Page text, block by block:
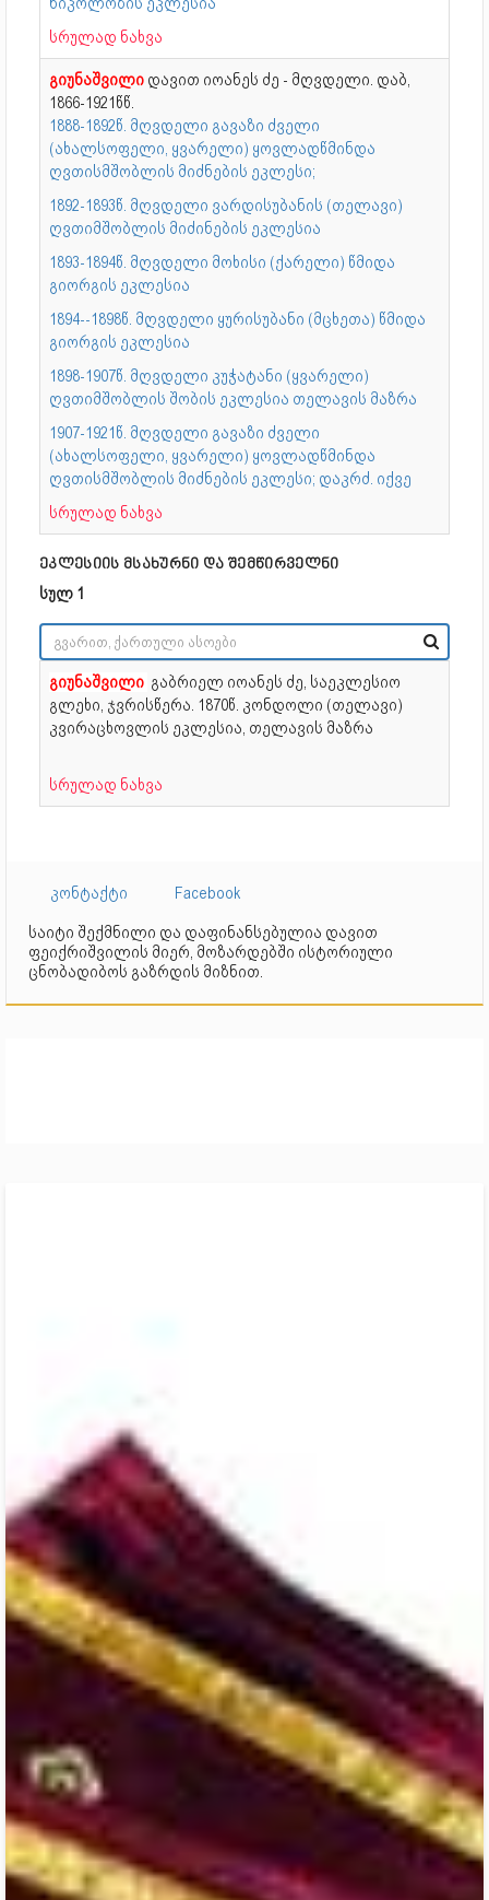
სრულად ნახვა
გიუნაშვილი დავით იოანეს ძე - მღვდელი. დაბ,
1866-1921წწ.
1888-1892წ. მღვდელი გავაზი ძველი
(ახალსოფელი, ყვარელი) ყოვლადწმინდა
ღვთისმშობლის მიძნების ეკლესი;
1892-1893წ. მღვდელი ვარდისუბანის (თელავი)
ღვთიმშობლის მიძინების ეკლესია
1893-1894წ. მღვდელი მოხისი (ქარელი) წმიდა
გიორგის ეკლესია
1894--1898წ. მღვდელი ყურისუბანი (მცხეთა) წმიდა
გიორგის ეკლესია
1898-1907წ. მღვდელი კუჭატანი (ყვარელი)
ღვთიმშობლის შობის ეკლესია თელავის მაზრა
1907-1921წ. მღვდელი გავაზი ძველი
(ახალსოფელი, ყვარელი) ყოვლადწმინდა
ღვთისმშობლის მიძნების ეკლესი; დაკრძ. იქვე
სრულად ნახვა
ეკლესიის მსახურნი და შემწირველნი
სულ 1
გიუნაშვილი გაბრიელ იოანეს ძე, საეკლესიო
გლეხი, ჯვრისწერა. 1870წ. კონდოლი (თელავი)
კვირაცხოვლის ეკლესია, თელავის მაზრა
სრულად ნახვა
კონტაქტი
Facebook
საიტი შექმნილი და დაფინანსებულია დავით
ფეიქრიშვილის მიერ, მოზარდებში ისტორიული
ცნობადიბოს გაზრდის მიზნით.